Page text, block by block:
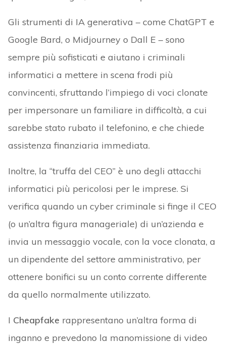
Gli strumenti di IA generativa – come ChatGPT e
Google Bard, o Midjourney o Dall E – sono
sempre più sofisticati e aiutano i criminali
informatici a mettere in scena frodi più
convincenti, sfruttando l’impiego di voci clonate
per impersonare un familiare in difficoltà, a cui
sarebbe stato rubato il telefonino, e che chiede
assistenza finanziaria immediata.
Inoltre, la “truffa del CEO” è uno degli attacchi
informatici più pericolosi per le imprese. Si
verifica quando un cyber criminale si finge il CEO
(o un’altra figura manageriale) di un’azienda e
invia un messaggio vocale, con la voce clonata, a
un dipendente del settore amministrativo, per
ottenere bonifici su un conto corrente differente
da quello normalmente utilizzato.
I Cheapfake rappresentano un’altra forma di
inganno e prevedono la manomissione di video